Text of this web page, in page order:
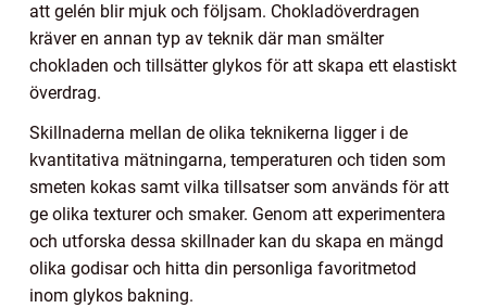
att gelén blir mjuk och följsam. Chokladöverdragen
kräver en annan typ av teknik där man smälter
chokladen och tillsätter glykos för att skapa ett elastiskt
överdrag.
Skillnaderna mellan de olika teknikerna ligger i de
kvantitativa mätningarna, temperaturen och tiden som
smeten kokas samt vilka tillsatser som används för att
ge olika texturer och smaker. Genom att experimentera
och utforska dessa skillnader kan du skapa en mängd
olika godisar och hitta din personliga favoritmetod
inom glykos bakning.